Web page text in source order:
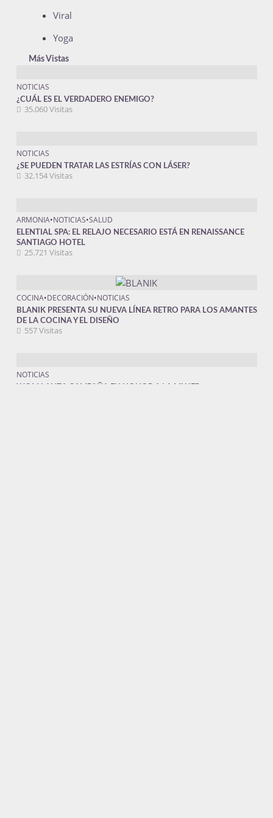
Viral
Yoga
Más Vistas
NOTICIAS
¿CUÁL ES EL VERDADERO ENEMIGO?
35.060 Visitas
NOTICIAS
¿SE PUEDEN TRATAR LAS ESTRÍAS CON LÁSER?
32.154 Visitas
ARMONIA•NOTICIAS•SALUD
ELENTIAL SPA: EL RELAJO NECESARIO ESTÁ EN RENAISSANCE
SANTIAGO HOTEL
25.721 Visitas
COCINA•DECORACIÓN•NOTICIAS
BLANIK PRESENTA SU NUEVA LÍNEA RETRO PARA LOS AMANTES
DE LA COCINA Y EL DISEÑO
557 Visitas
NOTICIAS